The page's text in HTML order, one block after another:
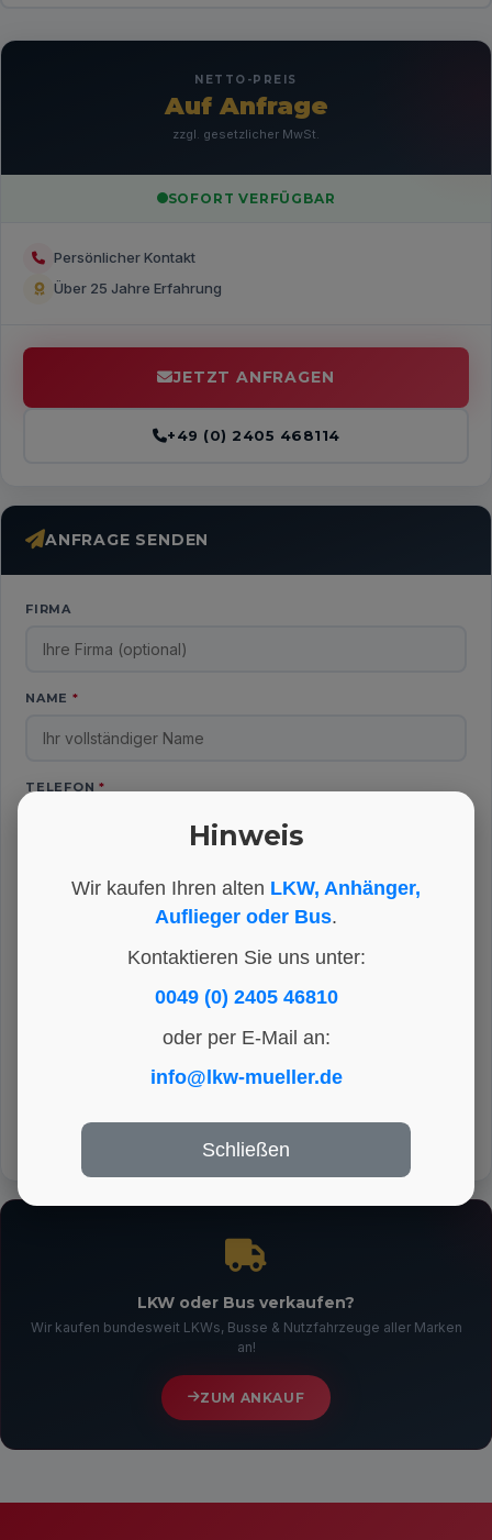
Hinweis
Wir kaufen Ihren alten LKW, Anhänger,
Auflieger oder Bus.
Kontaktieren Sie uns unter:
0049 (0) 2405 46810
oder per E-Mail an:
info@lkw-mueller.de
Schließen
NETTO-PREIS
Auf Anfrage
zzgl. gesetzlicher MwSt.
SOFORT VERFÜGBAR
Persönlicher Kontakt
Über 25 Jahre Erfahrung
JETZT ANFRAGEN
+49 (0) 2405 468114
ANFRAGE SENDEN
FIRMA
NAME *
TELEFON*
IHRE NACHRICHT *
LKW oder Bus verkaufen?
Wir kaufen bundesweit LKWs, Busse & Nutzfahrzeuge aller Marken
an!
ZUM ANKAUF